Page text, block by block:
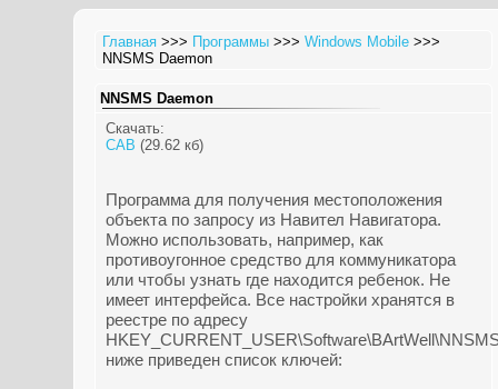
Главная >>> Программы >>>Windows Mobile >>>
NNSMS Daemon
NNSMS Daemon
Скачать:
CAB (29.62 кб)
Программа для получения местоположения
объекта по запросу из Навител Навигатора.
Можно использовать, например, как
противоугонное средство для коммуникатора
или чтобы узнать где находится ребенок. Не
имеет интерфейса. Все настройки хранятся в
реестре по адресу
ниже приведен список ключей: